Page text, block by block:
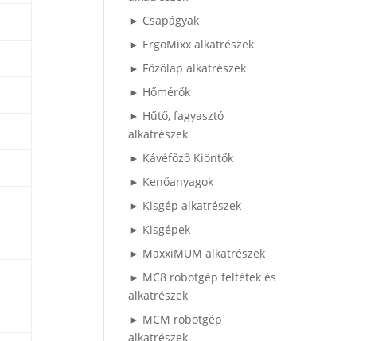
► Csapágyak
► ErgoMixx alkatrészek
► Főzőlap alkatrészek
► Hőmérők
► Hűtő, fagyasztó
alkatrészek
► Kávéfőző Kiöntők
► Kenőanyagok
► Kisgép alkatrészek
► Kisgépek
► MaxxiMUM alkatrészek
► MC8 robotgép feltétek és
alkatrészek
► MCM robotgép
alkatrészek